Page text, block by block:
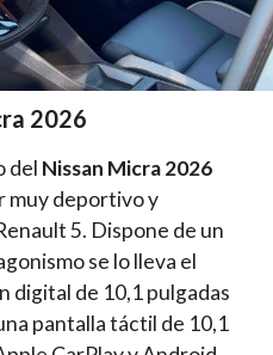
2026
del Nissan Micra 2026
muy deportivo y
5. Dispone de un
se lo lleva el
digital de 10,1 pulgadas
pantalla táctil de 10,1